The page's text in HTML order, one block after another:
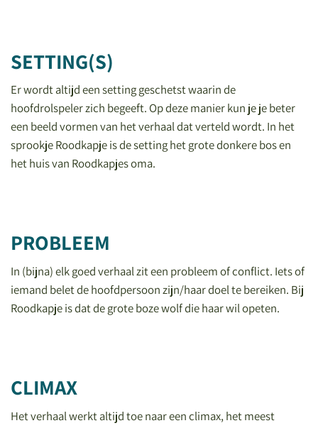
SETTING(S)
Er wordt altijd een setting geschetst waarin de
hoofdrolspeler zich begeeft. Op deze manier kun je je beter
een beeld vormen van het verhaal dat verteld wordt. In het
sprookje Roodkapje is de setting het grote donkere bos en
het huis van Roodkapjes oma.
PROBLEEM
In (bijna) elk goed verhaal zit een probleem of conflict. Iets of
iemand belet de hoofdpersoon zijn/haar doel te bereiken. Bij
Roodkapje is dat de grote boze wolf die haar wil opeten.
CLIMAX
Het verhaal werkt altijd toe naar een climax, het meest